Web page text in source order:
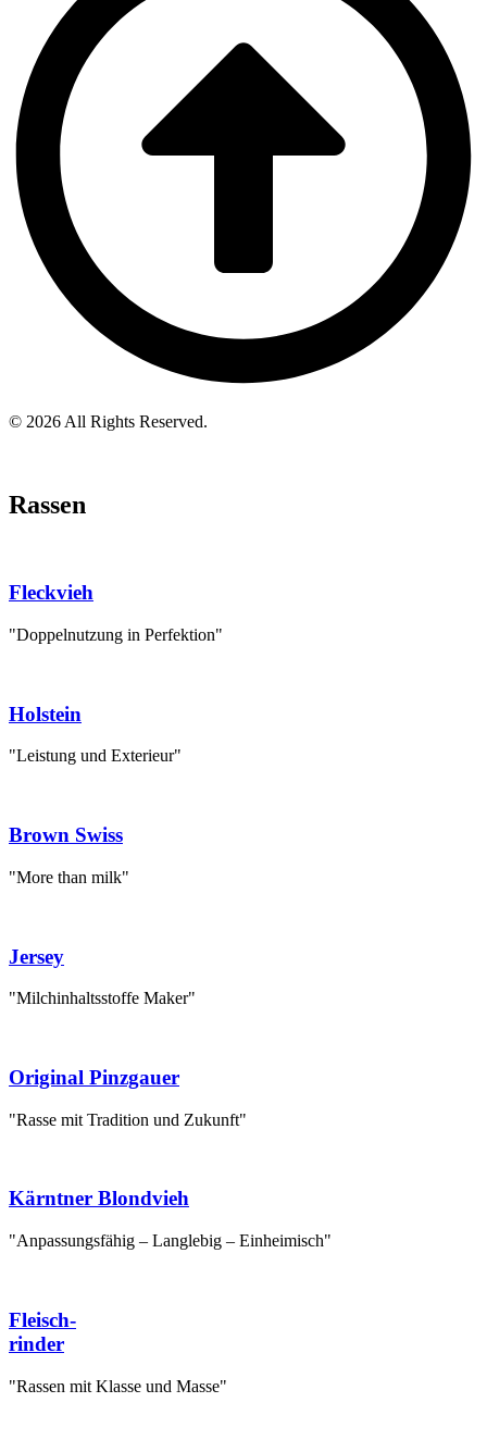
© 2026 All Rights Reserved.
Rassen
Fleckvieh
"Doppelnutzung in Perfektion"
Holstein
"Leistung und Exterieur"
Brown Swiss
"More than milk"
Jersey
"Milchinhaltsstoffe Maker"
Original Pinzgauer
"Rasse mit Tradition und Zukunft"
Kärntner Blondvieh
"Anpassungsfähig – Langlebig – Einheimisch"
Fleisch-
rinder
"Rassen mit Klasse und Masse"